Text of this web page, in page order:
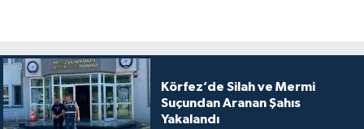
Körfez’de Silah ve Mermi
Suçundan Aranan Şahıs
Yakalandı